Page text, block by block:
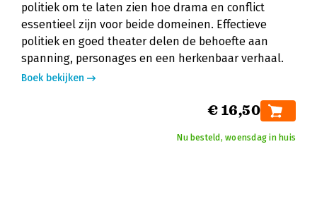
politiek om te laten zien hoe drama en conflict
essentieel zijn voor beide domeinen. Effectieve
politiek en goed theater delen de behoefte aan
spanning, personages en een herkenbaar verhaal.
Boek bekijken
€ 16,50
Nu besteld, woensdag in huis